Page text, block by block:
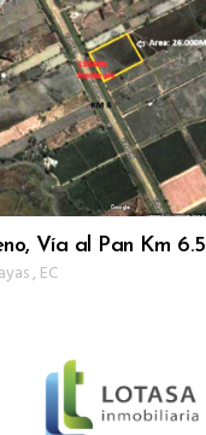
Vía al Pan Km 6.5
, EC